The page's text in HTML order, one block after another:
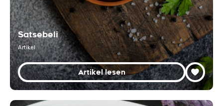
Satsebeli
Artikel
Artikel lesen